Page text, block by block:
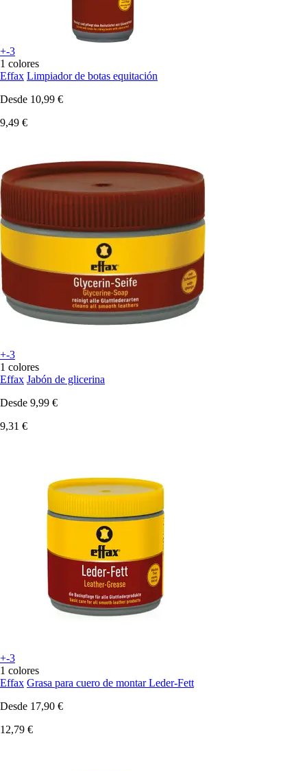
+-3
1 colores
Effax Limpiador de botas equitación
Desde 10,99 €
9,49 €
+-3
1 colores
Effax Jabón de glicerina
Desde 9,99 €
9,31 €
+-3
1 colores
Effax Grasa para cuero de montar Leder-Fett
Desde 17,90 €
12,79 €